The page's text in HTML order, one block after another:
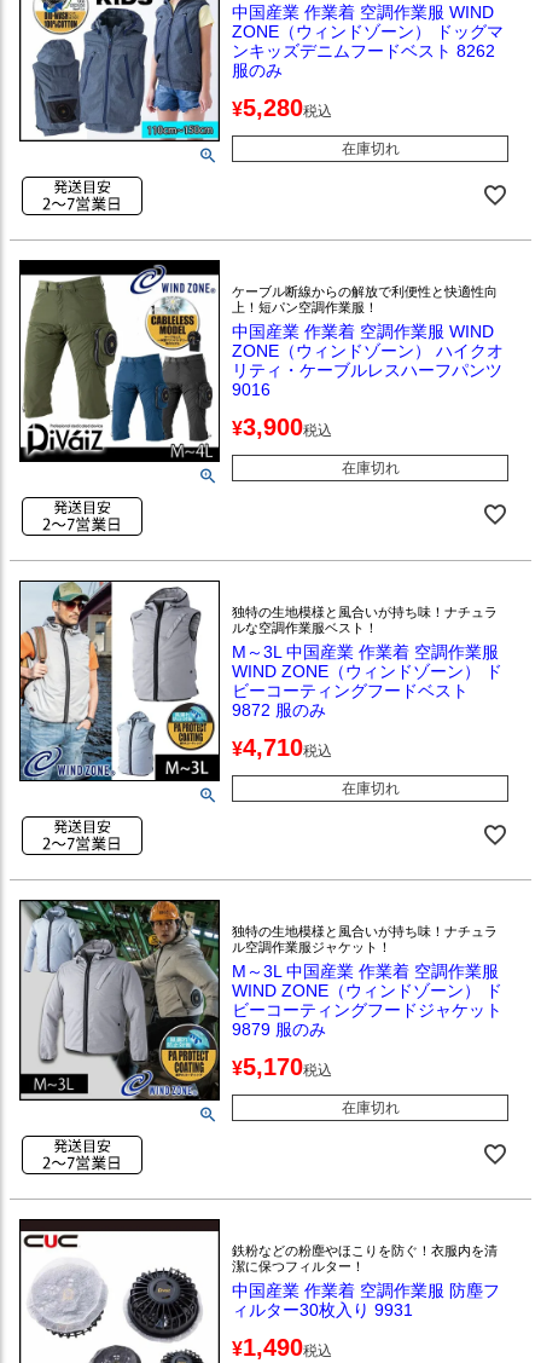
中国産業 作業着 空調作業服 WIND
ZONE（ウィンドゾーン） ドッグマ
ンキッズデニムフードベスト 8262
服のみ
¥5,280税込
在庫切れ
ケーブル断線からの解放で利便性と快適性向
上！短パン空調作業服！
中国産業 作業着 空調作業服 WIND
ZONE（ウィンドゾーン） ハイクオ
リティ・ケーブルレスハーフパンツ
9016
¥3,900税込
在庫切れ
独特の生地模様と風合いが持ち味！ナチュラ
ルな空調作業服ベスト！
M～3L 中国産業 作業着 空調作業服
WIND ZONE（ウィンドゾーン） ド
ビーコーティングフードベスト
9872 服のみ
¥4,710税込
在庫切れ
独特の生地模様と風合いが持ち味！ナチュラ
ル空調作業服ジャケット！
M～3L 中国産業 作業着 空調作業服
WIND ZONE（ウィンドゾーン） ド
ビーコーティングフードジャケット
9879 服のみ
¥5,170税込
在庫切れ
鉄粉などの粉塵やほこりを防ぐ！衣服内を清
潔に保つフィルター！
中国産業 作業着 空調作業服 防塵フ
ィルター30枚入り 9931
¥1,490税込